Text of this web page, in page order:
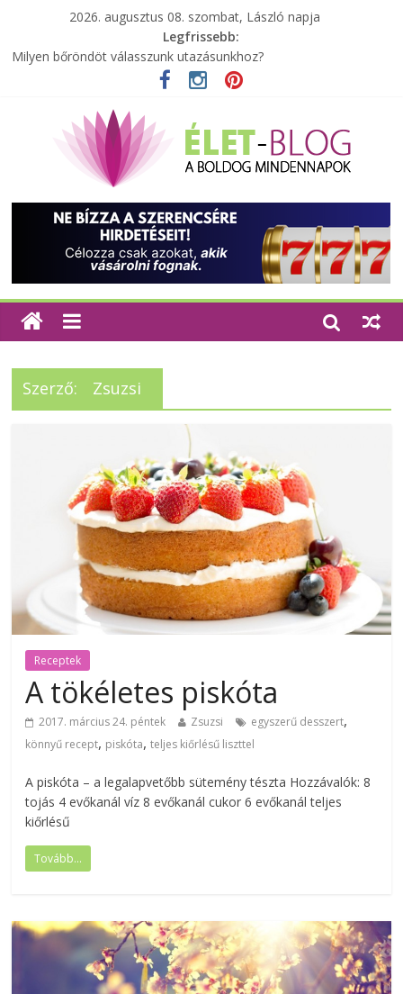
2026. augusztus 08. szombat, László napja
Legfrissebb:
A zöld forradalom: A mosó- és parfümtermékek környezetbarát
szempontjainak erősítése
Milyen bőröndöt válasszunk utazásunkhoz?
Elérhető zöld energia mindenki számára
Tartalék ajándék, amit szívesen megtartasz magadnak
Különleges tömörfa ládák Indiából
Szerző: Zsuzsi
Receptek
A tökéletes piskóta
2017. március 24. péntek Zsuzsi egyszerű desszert,
könnyű recept, piskóta,teljes kiőrlésű liszttel
A piskóta – a legalapvetőbb sütemény tészta Hozzávalók: 8
tojás 4 evőkanál víz 8 evőkanál cukor 6 evőkanál teljes
kiőrlésű
Tovább...